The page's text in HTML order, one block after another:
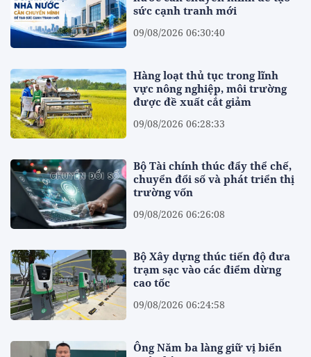
sức cạnh tranh mới
09/08/2026 06:30:40
Hàng loạt thủ tục trong lĩnh
vực nông nghiệp, môi trường
được đề xuất cắt giảm
09/08/2026 06:28:33
Bộ Tài chính thúc đẩy thể chế,
chuyển đổi số và phát triển thị
trường vốn
09/08/2026 06:26:08
Bộ Xây dựng thúc tiến độ đưa
trạm sạc vào các điểm dừng
cao tốc
09/08/2026 06:24:58
Ông Năm ba làng giữ vị biển